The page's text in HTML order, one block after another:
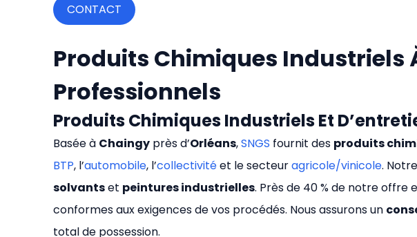
CONTACT
Produits Chimiques Industriels
Professionnels
Produits Chimiques Industriels Et
Basée à Chaingy près d’Orléans,SNGS fournit des produits
BTP, l’automobile, l’collectivitéet le secteuragricole/vinicole. Notre
solvantset peintures industrielles. Près de 40 % de notre offre
conformes aux exigences de vos procédés. Nous assurons un
total de possession.